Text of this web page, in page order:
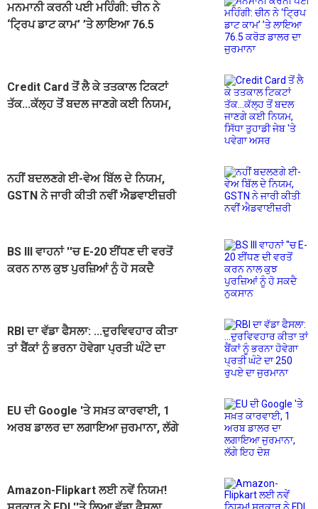
ਮਨਮਾਨੀ ਕਰਨੀ ਪਈ ਮਹਿੰਗੀ: ਚੀਨ ਨੇ
‘ਟ੍ਰਿਪ ਡਾਟ ਕਾਮ’ ’ਤੇ ਲਾਇਆ 76.5
Credit Card ਤੋਂ ਲੈ ਕੇ ਤਤਕਾਲ ਟਿਕਟਾਂ
ਤੱਕ...ਕੱਲ੍ਹ ਤੋਂ ਬਦਲ ਜਾਣਗੇ ਕਈ ਨਿਯਮ,
ਨਹੀਂ ਬਦਲਣਗੇ ਈ-ਵੇਅ ਬਿੱਲ ਦੇ ਨਿਯਮ,
GSTN ਨੇ ਜਾਰੀ ਕੀਤੀ ਨਵੀਂ ਐਡਵਾਈਜ਼ਰੀ
BS III ਵਾਹਨਾਂ ''ਚ E-20 ਈਂਧਣ ਦੀ ਵਰਤੋਂ
ਕਰਨ ਨਾਲ ਕੁਝ ਪੁਰਜ਼ਿਆਂ ਨੂੰ ਹੋ ਸਕਦੈ
RBI ਦਾ ਵੱਡਾ ਫੈਸਲਾ: ...ਦੁਰਵਿਵਹਾਰ ਕੀਤਾ
ਤਾਂ ਬੈਂਕਾਂ ਨੂੰ ਭਰਨਾ ਹੋਵੇਗਾ ਪ੍ਰਤੀ ਘੰਟੇ ਦਾ
EU ਦੀ Google 'ਤੇ ਸਖ਼ਤ ਕਾਰਵਾਈ, 1
ਅਰਬ ਡਾਲਰ ਦਾ ਲਗਾਇਆ ਜੁਰਮਾਨਾ, ਲੱਗੇ
Amazon-Flipkart ਲਈ ਨਵੇਂ ਨਿਯਮ!